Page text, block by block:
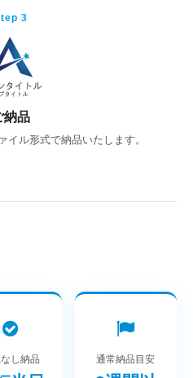
3
納品
イル形式で納品いたします。
し納品 通常納品目安